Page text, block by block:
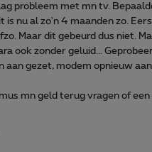
probleem met mn tv.
is nu al zo'n 4 maanden zo.
Maar dit gebeurd dus niet.
ook zonder geluid...
aan gezet, modem opnieuw
mn geld terug vragen of